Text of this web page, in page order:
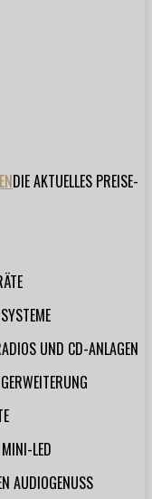
DIE AKTUELLES PREISE-
UND CD-ANLAGEN
LED
AUDIOGENUSS